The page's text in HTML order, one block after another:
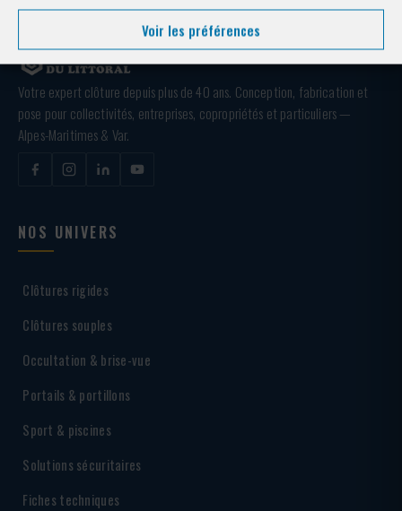
Voir les préférences
Votre expert clôture depuis plus de 40 ans. Conception, fabrication et
pose pour collectivités, entreprises, copropriétés et particuliers —
Alpes-Maritimes & Var.
NOS UNIVERS
Clôtures rigides
Clôtures souples
Occultation & brise-vue
Portails & portillons
Sport & piscines
Solutions sécuritaires
Fiches techniques